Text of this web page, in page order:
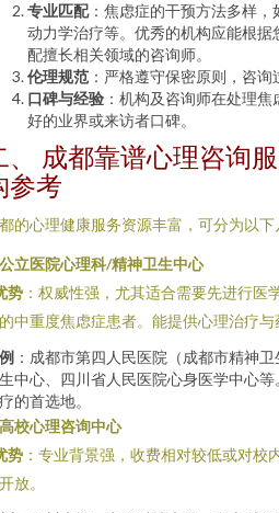
专业匹配：焦虑症的干预方法多样
动力学治疗等。优秀的机构应能根
配擅长相关领域的咨询师。
伦理规范 ：严格遵守保密原则，咨询
口碑与经验 ：机构及咨询师在处理
好的业界或来访者口碑。
、 成都靠谱心理咨询
参考
的心理健康服务资源丰富，可分为以下
立医院心理科/精神卫生中心
势 ：权威性强，尤其适合需要先进行
中重度焦虑症患者。能提供心理治疗与
：成都市第四人民医院（成都市精神
中心、四川省人民医院心身医学中心
的首选地。
校心理咨询中心
势 ：专业背景强，收费相对较低或对
放。